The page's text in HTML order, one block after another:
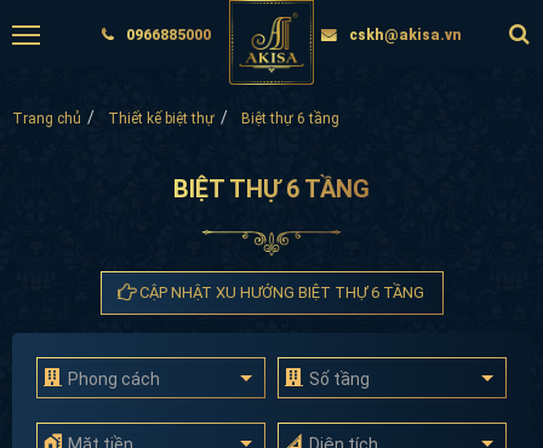
0966885000 cskh@akisa.vn
Trang chủ Thiết kế biệt thự Biệt thự 6 tầng
BIỆT THỰ 6 TẦNG
CẬP NHẬT XU HƯỚNG BIỆT THỰ 6 TẦNG
Phong cách Số tầng